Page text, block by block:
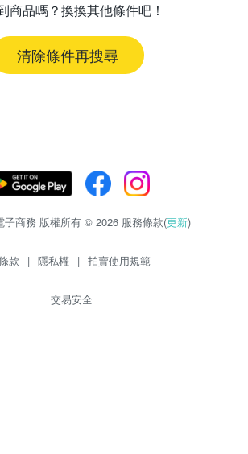
商品嗎？換換其他條件吧！
清除條件再搜尋
子商務 版權所有 © 2026 服務條款(更新)
款 | 隱私權 | 拍賣使用規範
交易安全